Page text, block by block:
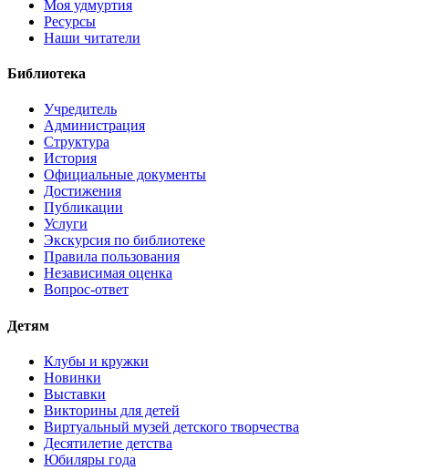
Моя удмуртия
Ресурсы
Наши читатели
Библиотека
Учредитель
Администрация
Структура
История
Официальные документы
Достижения
Публикации
Услуги
Экскурсия по библиотеке
Правила пользования
Независимая оценка
Вопрос-ответ
Детям
Клубы и кружки
Новинки
Выставки
Викторины для детей
Виртуальный музей детского творчества
Десятилетие детства
Юбиляры года